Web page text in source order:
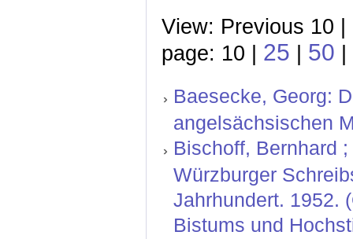
View: Previous 10 |
page: 10 | 25 | 50 |
Baesecke, Georg:
angelsächsischen
Bischoff, Bernhard
Würzburger
Jahrhundert. 1952.
Bistums und